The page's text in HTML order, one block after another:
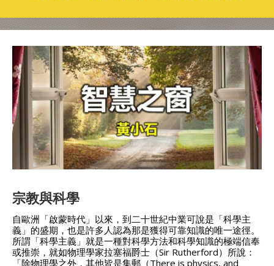
宗教與科學
自歐洲「啟蒙時代」以來，到二十世紀中業可說是「科學主
義」的盛期，也是許多人認為那是獲得可靠知識的唯一途徑。
所謂「科學主義」就是一種對科學方法和科學知識的極端信奉
或推崇，就如物理學家拉塞福爵士（Sir Rutherford）所說：
「除物理學之外，其他皆是集郵（There is physics, and